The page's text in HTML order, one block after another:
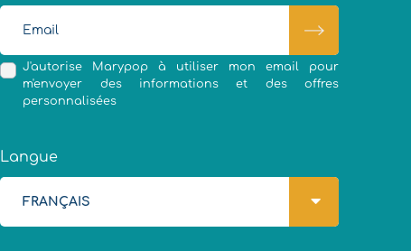
J'autorise Marypop à utiliser mon email pour
m'envoyer des informations et des offres
personnalisées
Langue
FRANÇAIS